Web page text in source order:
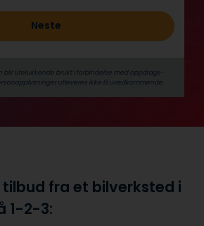
Neste
blir utelukkende brukt i forbindelse med oppdrags­
utleveres ikke til uvedkommende.
tilbud fra et bilverksted i
1-2-3: